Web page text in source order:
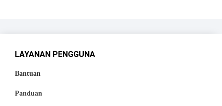
LAYANAN PENGGUNA
Bantuan
Panduan